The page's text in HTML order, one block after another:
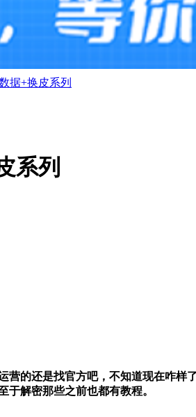
据+换皮系列
系列
营的还是找官方吧，不知道现在咋样
解密那些之前也都有教程。